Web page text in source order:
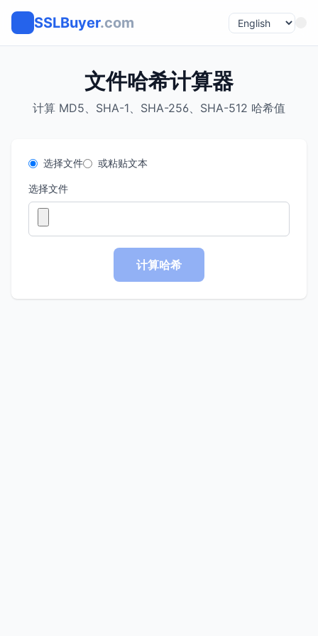
SSLBuyer.com
文件哈希计算器
计算 MD5、SHA-1、SHA-256、SHA-512 哈希值
选择文件 或粘贴文本
选择文件
计算哈希